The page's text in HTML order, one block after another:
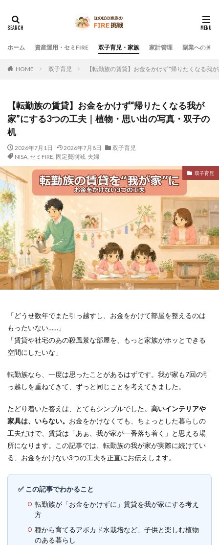
ホーム 資産運用・セミFIRE 双子育児・家族 家計管理 副業への挑戦
HOME 双子育児 【転勤族の賃貸】お金をかけず“帰りたくなる我
【転勤族の賃貸】お金をかけず“帰りたくなる我が
家”にする3つの工夫｜植物・思い出の写真・双子の
机
2026年7月1日 2026年7月8日
双子育児
NISA, セミFIRE, 固定費削減, 夫婦
双子育児
「どうせ数年でまた引っ越すし、お金をかけて部屋を整えるのは
もったいない……」
「賃貸や社宅のあの殺風景な部屋を、もっと家族がホッとできる
空間にしたいな」
転勤族なら、一度は思ったことがあるはずです。我が家も7回の引
っ越しを重ねてきて、ずっと同じことを考えてきました。
たどり着いた答えは、とてもシンプルでした。 高いインテリアや
家具は、いらない。 お金をかけなくても、ちょっとした暮らしの
工夫だけで、賃貸は「あぁ、我が家が一番落ち着く」と思える場
所になります。この記事では、転勤族の我が家が実際に続けてい
る、お金をかけない3つの工夫を正直にお伝えします。
✅ この記事でわかること
転勤族が「お金をかけずに」賃貸を我が家にする考え
方
種から育てるアボカド水栽培など、子供と楽しむ植物
のある暮らし